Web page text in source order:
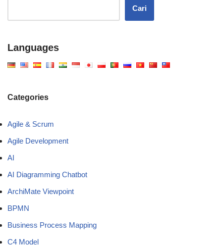
Cari
Languages
Categories
Agile & Scrum
Agile Development
AI
AI Diagramming Chatbot
ArchiMate Viewpoint
BPMN
Business Process Mapping
C4 Model